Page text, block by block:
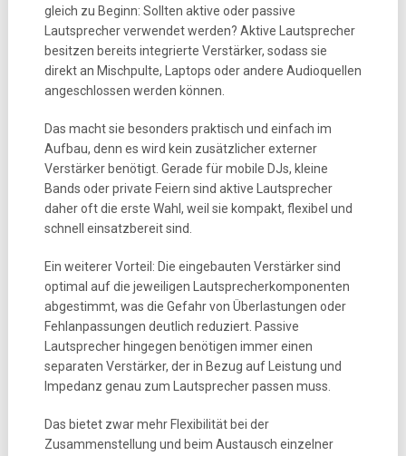
gleich zu Beginn: Sollten aktive oder passive
Lautsprecher verwendet werden? Aktive Lautsprecher
besitzen bereits integrierte Verstärker, sodass sie
direkt an Mischpulte, Laptops oder andere Audioquellen
angeschlossen werden können.
Das macht sie besonders praktisch und einfach im
Aufbau, denn es wird kein zusätzlicher externer
Verstärker benötigt. Gerade für mobile DJs, kleine
Bands oder private Feiern sind aktive Lautsprecher
daher oft die erste Wahl, weil sie kompakt, flexibel und
schnell einsatzbereit sind.
Ein weiterer Vorteil: Die eingebauten Verstärker sind
optimal auf die jeweiligen Lautsprecherkomponenten
abgestimmt, was die Gefahr von Überlastungen oder
Fehlanpassungen deutlich reduziert. Passive
Lautsprecher hingegen benötigen immer einen
separaten Verstärker, der in Bezug auf Leistung und
Impedanz genau zum Lautsprecher passen muss.
Das bietet zwar mehr Flexibilität bei der
Zusammenstellung und beim Austausch einzelner